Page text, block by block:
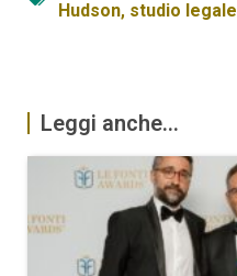
Hudson, studio legale
Leggi anche...